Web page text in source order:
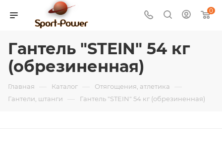
0
Гантель "STEIN" 54 кг
(обрезиненная)
Главная — Каталог — Отягощения, атлетика —
Гантели, штанги — Гантель "STEIN" 54 кг (обрезиненная)